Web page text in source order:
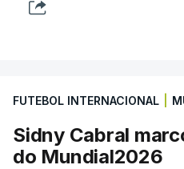
FUTEBOL INTERNACIONAL
Sidny Cabral
do Mundial2026